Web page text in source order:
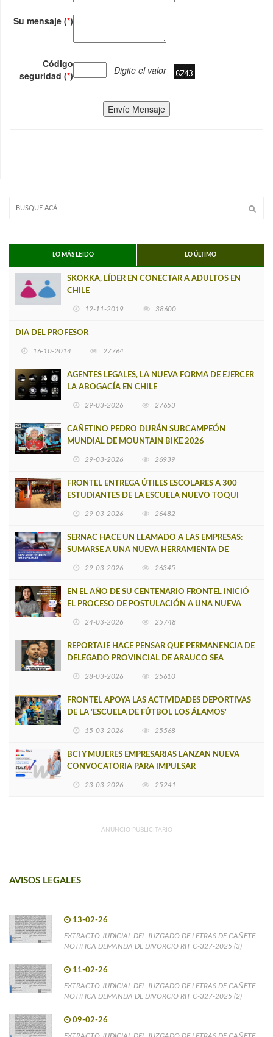
Su mensaje (*)
Código
seguridad (*) Digite el valor
Envíe Mensaje
LO MÁS LEIDO LO ÚLTIMO
SKOKKA, LÍDER EN CONECTAR A ADULTOS EN
CHILE
12-11-2019 38600
DIA DEL PROFESOR
16-10-2014 27764
AGENTES LEGALES, LA NUEVA FORMA DE EJERCER
LA ABOGACÍA EN CHILE
29-03-2026 27653
CAÑETINO PEDRO DURÁN SUBCAMPEÓN
MUNDIAL DE MOUNTAIN BIKE 2026
29-03-2026 26939
FRONTEL ENTREGA ÚTILES ESCOLARES A 300
ESTUDIANTES DE LA ESCUELA NUEVO TOQUI
29-03-2026 26482
SERNAC HACE UN LLAMADO A LAS EMPRESAS:
SUMARSE A UNA NUEVA HERRAMIENTA DE
29-03-2026 26345
EN EL AÑO DE SU CENTENARIO FRONTEL INICIÓ
EL PROCESO DE POSTULACIÓN A UNA NUEVA
24-03-2026 25748
REPORTAJE HACE PENSAR QUE PERMANENCIA DE
DELEGADO PROVINCIAL DE ARAUCO SEA
28-03-2026 25610
FRONTEL APOYA LAS ACTIVIDADES DEPORTIVAS
DE LA 'ESCUELA DE FÚTBOL LOS ÁLAMOS'
15-03-2026 25568
BCI Y MUJERES EMPRESARIAS LANZAN NUEVA
CONVOCATORIA PARA IMPULSAR
23-03-2026 25241
ANUNCIO PUBLICITARIO
AVISOS LEGALES
13-02-26
EXTRACTO JUDICIAL DEL JUZGADO DE LETRAS DE CAÑETE
NOTIFICA DEMANDA DE DIVORCIO RIT C-327-2025 (3)
11-02-26
EXTRACTO JUDICIAL DEL JUZGADO DE LETRAS DE CAÑETE
NOTIFICA DEMANDA DE DIVORCIO RIT C-327-2025 (2)
09-02-26